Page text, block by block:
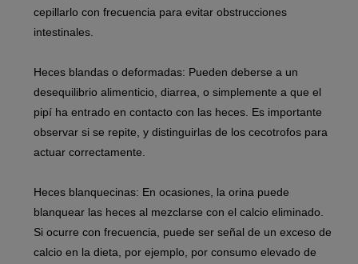
cepillarlo con frecuencia para evitar obstrucciones
intestinales.
Heces blandas o deformadas: Pueden deberse a un
desequilibrio alimenticio, diarrea, o simplemente a que el
pipí ha entrado en contacto con las heces. Es importante
observar si se repite, y distinguirlas de los cecotrofos para
actuar correctamente.
Heces blanquecinas: En ocasiones, la orina puede
blanquear las heces al mezclarse con el calcio eliminado.
Si ocurre con frecuencia, puede ser señal de un exceso de
calcio en la dieta, por ejemplo, por consumo elevado de